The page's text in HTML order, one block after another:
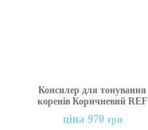
Консилер для тонування
коренів Коричневий REF
Root Concealer Brown, 100
мл
ціна 970 грн